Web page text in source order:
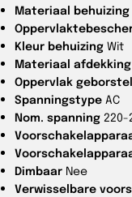
Materiaal behuizing
Kleur behuizing Wit
Materiaal afdekking
Oppervlak
Spanningstype AC
Nom. spanning 220-
Dimbaar Nee
Verwisselbare